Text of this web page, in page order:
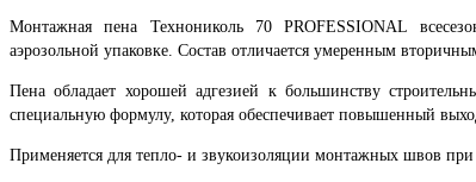
Монтажная пена Технониколь 70 PROFESSIONAL
аэрозольной упаковке. Состав отличается умеренным
Пена обладает хорошей адгезией к большинству
специальную формулу, которая обеспечивает повышенный
Применяется для тепло- и звукоизоляции монтажных швов